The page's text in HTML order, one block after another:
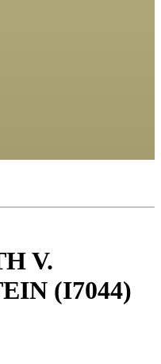
V.
(I7044)